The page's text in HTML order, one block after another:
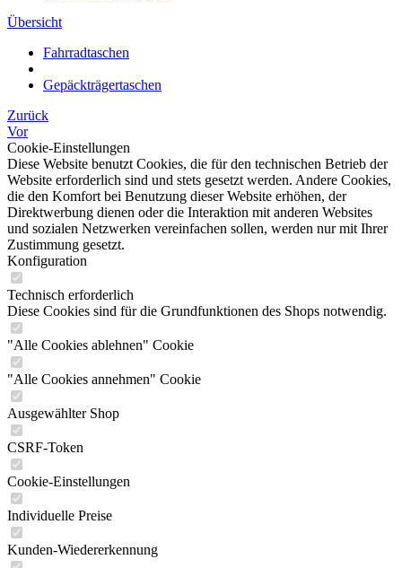
Übersicht
Fahrradtaschen
Gepäckträgertaschen
Zurück
Vor
Cookie-Einstellungen
Diese Website benutzt Cookies, die für den technischen Betrieb der
Website erforderlich sind und stets gesetzt werden. Andere Cookies,
die den Komfort bei Benutzung dieser Website erhöhen, der
Direktwerbung dienen oder die Interaktion mit anderen Websites
und sozialen Netzwerken vereinfachen sollen, werden nur mit Ihrer
Zustimmung gesetzt.
Konfiguration
Technisch erforderlich
Diese Cookies sind für die Grundfunktionen des Shops notwendig.
"Alle Cookies ablehnen" Cookie
"Alle Cookies annehmen" Cookie
Ausgewählter Shop
CSRF-Token
Cookie-Einstellungen
Individuelle Preise
Kunden-Wiedererkennung